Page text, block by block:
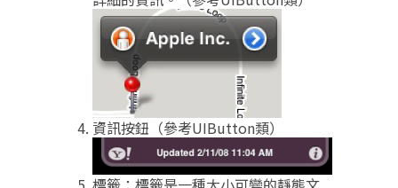
資訊按鈕（參考UIButton類）